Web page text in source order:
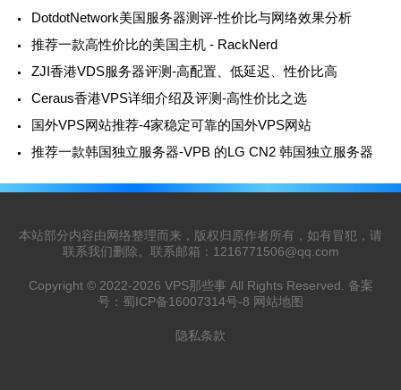
DotdotNetwork美国服务器测评-性价比与网络效果分析
推荐一款高性价比的美国主机 - RackNerd
ZJI香港VDS服务器评测-高配置、低延迟、性价比高
Ceraus香港VPS详细介绍及评测-高性价比之选
国外VPS网站推荐-4家稳定可靠的国外VPS网站
推荐一款韩国独立服务器-VPB 的LG CN2 韩国独立服务器
本站部分内容由网络整理而来，版权归原作者所有，如有冒犯，请
联系我们删除。联系邮箱： 1216771506@qq.com
Copyright © 2022-2026 VPS那些事 All Rights Reserved. 备案
号： 蜀ICP备16007314号-8 网站地图
隐私条款